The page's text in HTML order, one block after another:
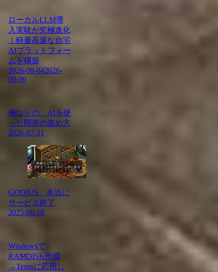
ローカルLLM導
入実験が究極進化
｜軽量高速な自宅
AIプラットフォー
ムを構築
2026-08-042026-
08-06
俺なりの、AIを使
った開発の進め方
2026-07-31
GODIUS、本当に
サービス終了
2025-06-18
Windowsで
RAMDISK作成
→Tempに応用し